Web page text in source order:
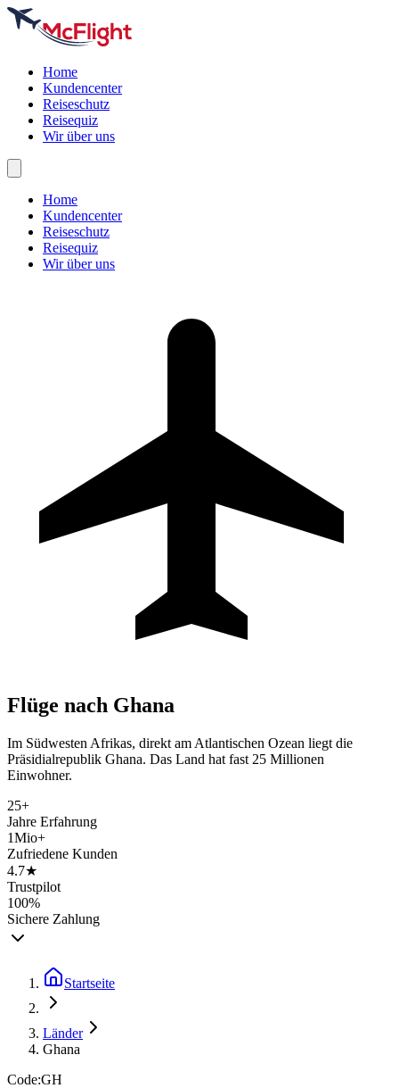
Home
Kundencenter
Reiseschutz
Reisequiz
Wir über uns
Home
Kundencenter
Reiseschutz
Reisequiz
Wir über uns
Flüge nach Ghana
Im Südwesten Afrikas, direkt am Atlantischen Ozean liegt die
Präsidialrepublik Ghana. Das Land hat fast 25 Millionen
Einwohner.
25+
Jahre Erfahrung
1Mio+
Zufriedene Kunden
4.7★
Trustpilot
100%
Sichere Zahlung
Startseite
Länder
Ghana
Code:GH